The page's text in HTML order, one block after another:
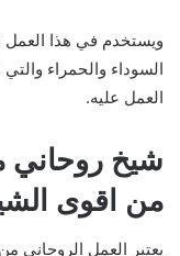
ويستخدم في هذا العمل
السوداء والحمراء
العمل عليه.
شيخ
من اقوى
يعتبر العمل الروحاني